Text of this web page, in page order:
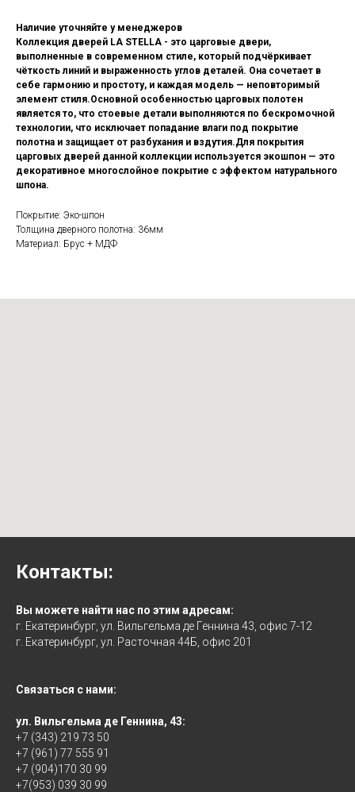
Наличие уточняйте у менеджеров
Коллекция дверей LA STELLA - это царговые двери,
выполненные в современном стиле, который подчёркивает
чёткость линий и выраженность углов деталей. Она сочетает в
себе гармонию и простоту, и каждая модель — неповторимый
элемент стиля.Основной особенностью царговых полотен
является то, что стоевые детали выполняются по бескромочной
технологии, что исключает попадание влаги под покрытие
полотна и защищает от разбухания и вздутия.Для покрытия
царговых дверей данной коллекции используется экошпон — это
декоративное многослойное покрытие с эффектом натурального
шпона.
Покрытие: Эко-шпон
Толщина дверного полотна: 36мм
Материал: Брус + МДФ
Контакты:
Вы можете найти нас по этим адресам:
г. Екатеринбург, ул. Вильгельма де Геннина 43, офис 7-12
г. Екатеринбург, ул. Расточная 44Б, офис 201
Связаться с нами:
ул. Вильгельма де Геннина, 43:
+7 (343) 219 73 50
+7 (961) 77 555 91
+7 (904)170 30 99
+7(953) 039 30 99